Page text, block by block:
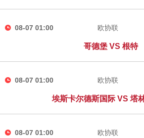
08-07 01:00 欧协联
哥德堡 VS 根特
08-07 01:00 欧协联
埃斯卡尔德斯国际 VS 塔
08-07 01:00 欧协联